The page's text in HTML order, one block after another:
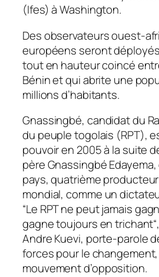
(Ifes) à Washington.
Des observateurs ouest-
européens seront
tout en hauteur coincé
Bénin et qui abrite une
millions d’habitants.
Gnassingbé, candidat du
du peuple togolais (RPT),
pouvoir en 2005 à la suite
père Gnassingbé
pays, quatrième
mondial, comme un
“Le RPT ne peut jamais
gagne toujours en trichant
Andre Kuevi, porte-parole
forces pour le
mouvement d’opposition.